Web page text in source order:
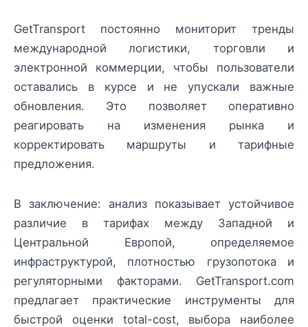
GetTransport постоянно мониторит тренды
международной логистики, торговли и
электронной коммерции, чтобы пользователи
оставались в курсе и не упускали важные
обновления. Это позволяет оперативно
реагировать на изменения рынка и
корректировать маршруты и тарифные
предложения.
В заключение: анализ показывает устойчивое
различие в тарифах между Западной и
Центральной Европой, определяемое
инфраструктурой, плотностью грузопотока и
регуляторными факторами. GetTransport.com
предлагает практические инструменты для
быстрой оценки total-cost, выбора наиболее